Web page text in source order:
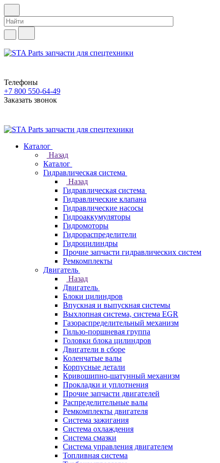
Телефоны
+7 800 550-64-49
Заказать звонок
Каталог
Назад
Каталог
Гидравлическая система
Назад
Гидравлическая система
Гидравлические клапана
Гидравлические насосы
Гидроаккумуляторы
Гидромоторы
Гидрораспределители
Гидроцилиндры
Прочие запчасти гидравлических систем
Ремкомплекты
Двигатель
Назад
Двигатель
Блоки цилиндров
Впускная и выпускная системы
Выхлопная система, система EGR
Газораспределительный механизм
Гильзо-поршневая группа
Головки блока цилиндров
Двигатели в сборе
Коленчатые валы
Корпусные детали
Кривошипно-шатунный механизм
Прокладки и уплотнения
Прочие запчасти двигателей
Распределительные валы
Ремкомплекты двигателя
Система зажигания
Система охлаждения
Система смазки
Система управления двигателем
Топливная система